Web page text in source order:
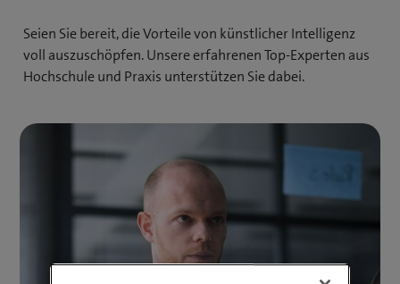
Seien Sie bereit, die Vorteile von künstlicher Intelligenz
voll auszu­schöpfen. Unsere erfahrenen Top-Experten aus
Hochschule und Praxis unterstützen Sie dabei.